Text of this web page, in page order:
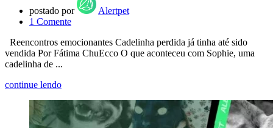
postado por
Alertpet
1 Comente
Reencontros emocionantes Cadelinha perdida já tinha até sido
vendida Por Fátima ChuEcco O que aconteceu com Sophie, uma
cadelinha de ...
continue lendo